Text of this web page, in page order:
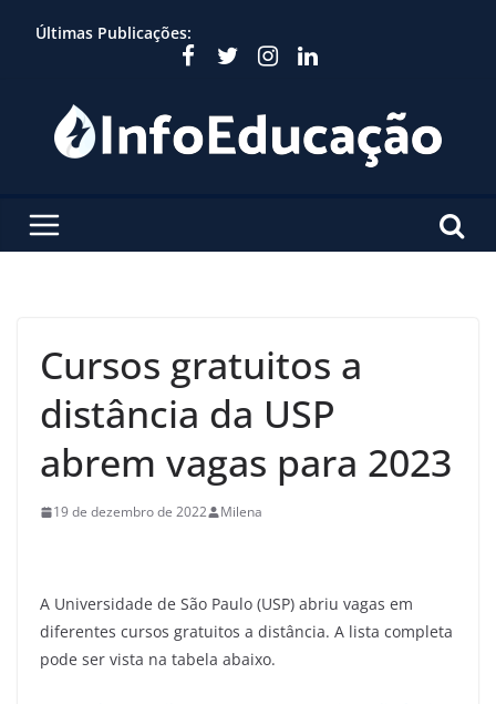
Últimas Publicações:
Cursos gratuitos a
distância da USP
abrem vagas para 2023
19 de dezembro de 2022 Milena
A Universidade de São Paulo (USP) abriu vagas em
diferentes cursos gratuitos a distância. A lista completa
pode ser vista na tabela abaixo.